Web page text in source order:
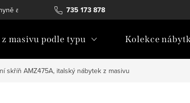
735 173 878
a vestavný nábytek Katalogy ke stažení
masivu podle typu Kolekce
skříň AMZ475A, italský nábytek z masivu